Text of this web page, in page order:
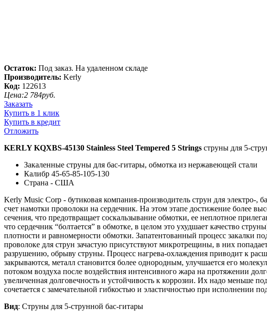
Остаток: Под заказ. На удаленном складе
Производитель: Kerly
Код: 122613
Цена:2 784руб.
Заказать
Купить в 1 клик
Купить в кредит
Отложить
KERLY KQXBS-45130 Stainless Steel Tempered 5 Strings струны для 5-
Закаленные струны для бас-гитары, обмотка из нержавеющей стали
Калибр 45-65-85-105-130
Страна - США
Kerly Music Corp - бутиковая компания-производитель струн для электро-,
счет намотки проволоки на сердечник. На этом этапе достижение более
сечения, что предотвращает соскальзывание обмотки, ее неплотное
что сердечник “болтается” в обмотке, в целом это ухудшает качество
плотности и равномерности обмотки. Запатентованный процесс закалки
проволоке для струн зачастую присутствуют микротрещины, в них
разрушению, обрыву струны. Процесс нагрева-охлаждения приводит к
закрываются, металл становится более однородным, улучшается его
потоком воздуха после воздействия интенсивного жара на протяжении
увеличенная долговечность и устойчивость к коррозии. Их надо меньше
сочетается с замечательной гибкостью и эластичностью при исполнении
Вид: Струны для 5-струнной бас-гитары